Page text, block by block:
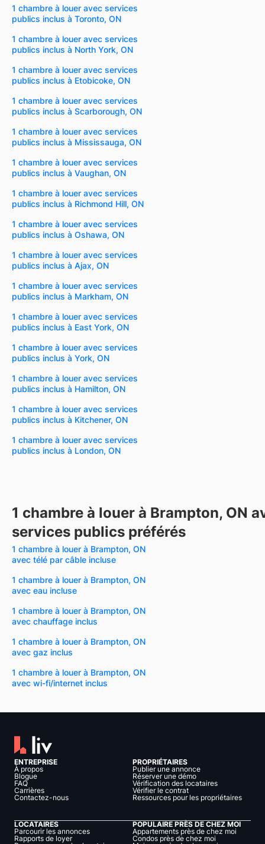
1 chambre à louer avec services
publics inclus à Toronto, ON
1 chambre à louer avec services
publics inclus à North York, ON
1 chambre à louer avec services
publics inclus à Etobicoke, ON
1 chambre à louer avec services
publics inclus à Scarborough, ON
1 chambre à louer avec services
publics inclus à Mississauga, ON
1 chambre à louer avec services
publics inclus à Vaughan, ON
1 chambre à louer avec services
publics inclus à Richmond Hill, ON
1 chambre à louer avec services
publics inclus à Oshawa, ON
1 chambre à louer avec services
publics inclus à Ajax, ON
1 chambre à louer avec services
publics inclus à Markham, ON
1 chambre à louer avec services
publics inclus à East York, ON
1 chambre à louer avec services
publics inclus à York, ON
1 chambre à louer avec services
publics inclus à Hamilton, ON
1 chambre à louer avec services
publics inclus à Kitchener, ON
1 chambre à louer avec services
publics inclus à London, ON
1 chambre à louer à Brampton, ON
services publics préférés
1 chambre à louer à Brampton, ON
avec télé par câble incluse
1 chambre à louer à Brampton, ON
avec eau incluse
1 chambre à louer à Brampton, ON
avec chauffage inclus
1 chambre à louer à Brampton, ON
avec gaz inclus
1 chambre à louer à Brampton, ON
avec wi-fi/internet inclus
ENTREPRISE
À propos
Blogue
FAQ
Carrières
Contactez-nous
PROPRIÉTAIRES
Publier une annonce
Réserver une démo
Vérification des locataires
Vérifier le contrat
Ressources pour les propriétaires
LOCATAIRES
Parcourir les annonces
Rapports de loyer
POPULAIRE PRÈS DE CHEZ MOI
Appartements près de chez moi
Condos près de chez moi